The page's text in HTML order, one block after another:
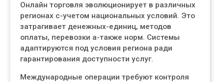
Онлайн торговля эволюционирует в различных
регионах с-учетом национальных условий. Это
затрагивает денежных-единиц, методов
оплаты, перевозки а-также норм. Системы
адаптируются под условия региона ради
гарантирования доступности услуг.
Международные операции требуют контроля